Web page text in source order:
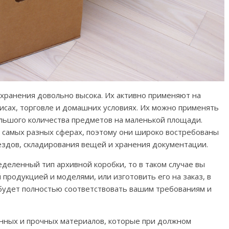
довольно высока. Их активно применяют на
торговле и домашних условиях. Их можно применять
количества предметов на маленькой площади.
разных сферах, поэтому они широко востребованы
складирования вещей и хранения документации.
тип архивной коробки, то в таком случае вы
и моделями, или изготовить его на заказ, в
полностью соответствовать вашим требованиям и
и прочных материалов, которые при должном